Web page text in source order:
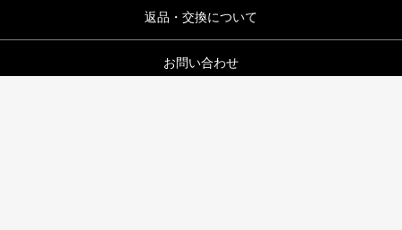
返品・交換について
お問い合わせ